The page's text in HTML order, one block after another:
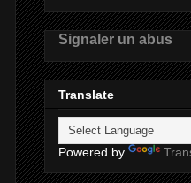
Signaler un abus
Translate
Powered by